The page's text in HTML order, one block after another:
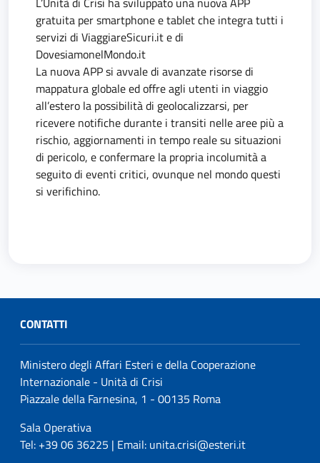
gratuita per smartphone e tablet che integra tutti i
servizi di ViaggiareSicuri.it e di
DovesiamonelMondo.it
La nuova APP si avvale di avanzate risorse di
mappatura globale ed offre agli utenti in viaggio
all’estero la possibilità di geolocalizzarsi, per
ricevere notifiche durante i transiti nelle aree più a
rischio, aggiornamenti in tempo reale su situazioni
di pericolo, e confermare la propria incolumità a
seguito di eventi critici, ovunque nel mondo questi
si verifichino.
CONTATTI
Ministero degli Affari Esteri e della Cooperazione
Internazionale - Unità di Crisi
Piazzale della Farnesina, 1 - 00135 Roma
Sala Operativa
Tel: +39 06 36225 | Email: unita.crisi@esteri.it